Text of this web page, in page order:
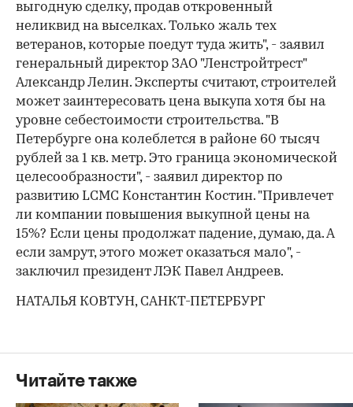
выгодную сделку, продав откровенный
неликвид на выселках. Только жаль тех
ветеранов, которые поедут туда жить", - заявил
генеральный директор ЗАО "Ленстройтрест"
Александр Лелин. Эксперты считают, строителей
может заинтересовать цена выкупа хотя бы на
уровне себестоимости строительства. "В
Петербурге она колеблется в районе 60 тысяч
рублей за 1 кв. метр. Это граница экономической
целесообразности", - заявил директор по
развитию LCMC Константин Костин. "Привлечет
ли компании повышения выкупной цены на
15%? Если цены продолжат падение, думаю, да. А
если замрут, этого может оказаться мало", -
заключил президент ЛЭК Павел Андреев.
НАТАЛЬЯ КОВТУН, САНКТ-ПЕТЕРБУРГ
Читайте также